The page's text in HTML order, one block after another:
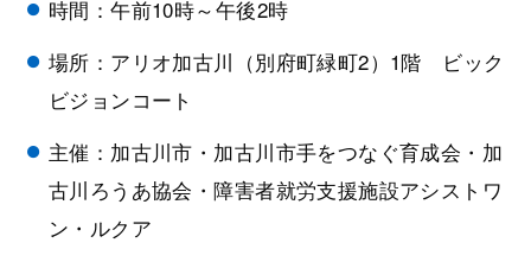
時間：午前10時～午後2時
場所：アリオ加古川（別府町緑町2）1階 ビック
ビジョンコート
主催：加古川市・加古川市手をつなぐ育成会・加
古川ろうあ協会・障害者就労支援施設アシストワ
ン・ルクア